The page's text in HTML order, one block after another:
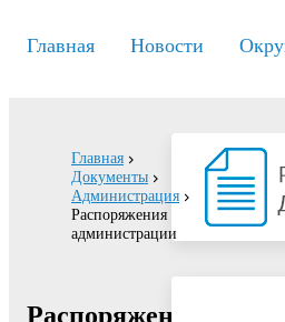
Главная Новости
Главная
Документы
Администрация
Распоряжения
администрации
Распоряжение